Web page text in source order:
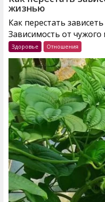
жизнью
Как перестать
Зависимость от
Здоровье Отношения